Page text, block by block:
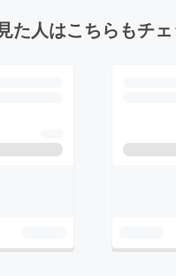
た人はこちらもチ